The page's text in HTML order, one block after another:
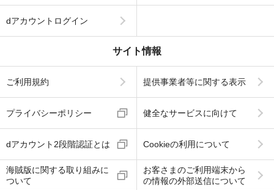
dアカウントログイン
サイト情報
ご利用規約 提供事業者等に関する表示
プライバシーポリシー 健全なサービスに向けて
dアカウント2段階認証とは Cookieの利用について
海賊版に関する取り組みに
ついて
お客さまのご利用端末から
の情報の外部送信について